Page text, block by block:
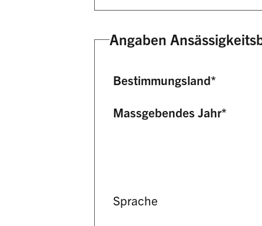
Angaben
Bestimmungsland*
Massgebendes Jahr*
Sprache